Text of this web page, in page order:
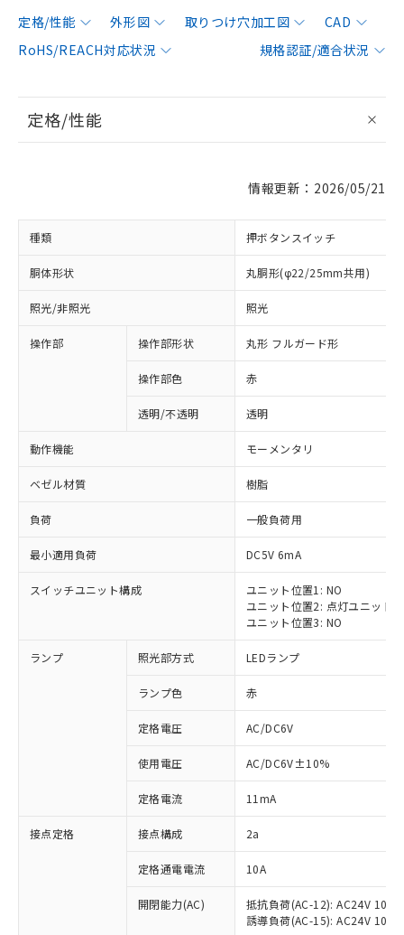
定格/性能 外形図 取りつけ穴加工図
CAD
RoHS/REACH対応状況
規格認証/適合状況
定格/性能
情報更新：2026/05/21
種類 押ボタンスイッチ
胴体形状 丸胴形(φ22/25mm共用)
照光/非照光 照光
操作部 操作部形状 丸形 フルガード形
操作部色 赤
透明/不透明 透明
動作機能 モーメンタリ
ベゼル材質 樹脂
負荷 一般負荷用
最小適用負荷 DC5V 6mA
スイッチユニット構成
ユニット位置1: NO
ユニット位置2: 点灯ユニット
ユニット位置3: NO
ランプ 照光部方式 LEDランプ
ランプ色 赤
定格電圧 AC/DC6V
使用電圧 AC/DC6V±10%
定格電流 11mA
接点定格 接点構成 2a
定格通電電流 10A
開閉能力(AC)
抵抗負荷(AC-12): AC24V 10A/
誘導負荷(AC-15): AC24V
ご利用条件
以下の条件をお読みいただき、同意のうえ
ご利用ください。
本サービスは、当社制御機器事業取扱
商品の当社在庫状況および標準価格
(税抜)を提供させていただくもので
当社制御機器事業取扱商品の中には、
対応済み：EU RoHS指令（10物質）の
非含有に対応した製品が提供可能な商品で
対応予定：EU RoHS指令（10物質）の非含
有に対応した製品に切り替える予定のある
対応予定なし：EU RoHS指令（10物質）の
非含有に非対応の商品で、対応品を出す予
調査・確認中：EU RoHS指令（10物質）の
非含有の対応状況を調査中または確認中の
非該当品：ライセンス料など無形物で、有
害物質有無と関係のない商品です。
仕入先様の事情により、非含有部品として
「○」：最大均質材料含有率が中国RoHSの
基準値以下であることを示します。
「×」：最大均質材料含有率が中国RoHSの